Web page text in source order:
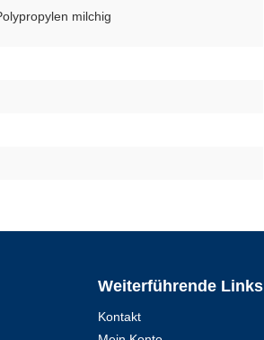
milchig
Weiterführende Links
Kontakt